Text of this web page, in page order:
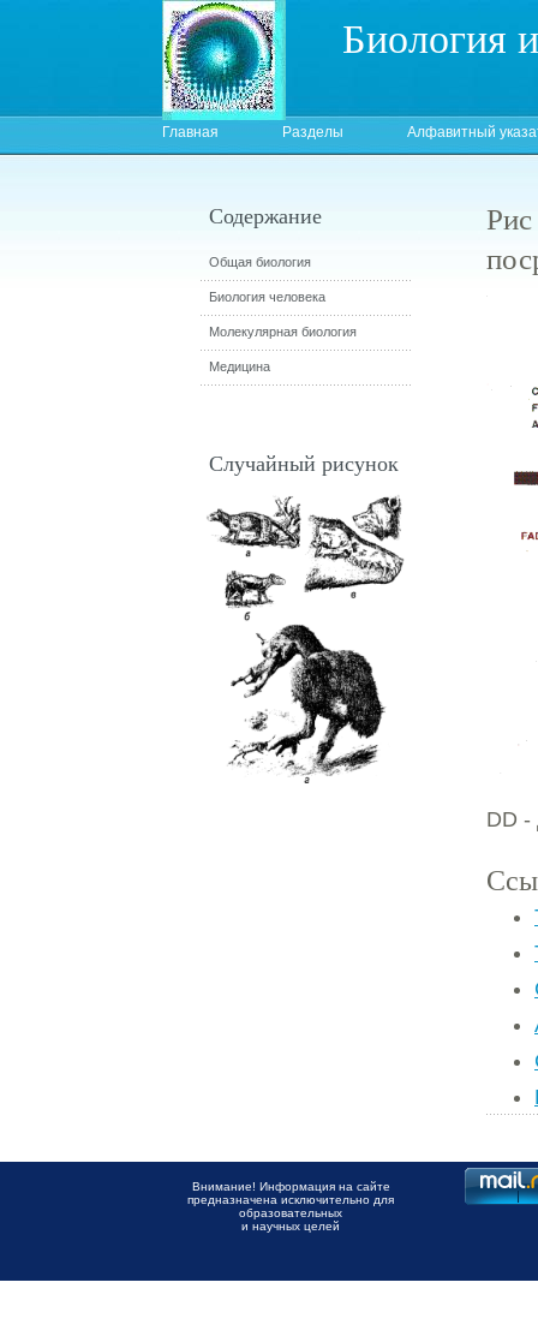
Биология
Главная Разделы Алфавитный
DD -
Содержание
Общая биология
Биология человека
Молекулярная биология
Медицина
Случайный рисунок
Внимание! Информация на сайте
предназначена исключительно для
образовательных
и научных целей